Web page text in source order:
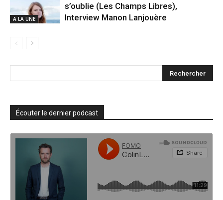
A LA UNE
s’oublie (Les Champs Libres),
Interview Manon Lanjouère
Écouter le dernier podcast